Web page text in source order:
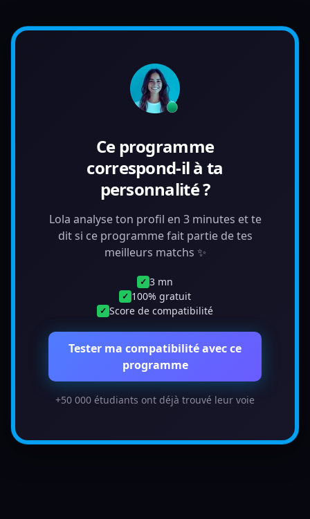
Ce programme
correspond-il à ta
personnalité ?
Lola analyse ton profil en 3 minutes et te
dit si ce programme fait partie de tes
meilleurs matchs ✨
✓ 3 mn
✓ 100% gratuit
✓ Score de compatibilité
Tester ma compatibilité avec ce
programme
+50 000 étudiants ont déjà trouvé leur voie